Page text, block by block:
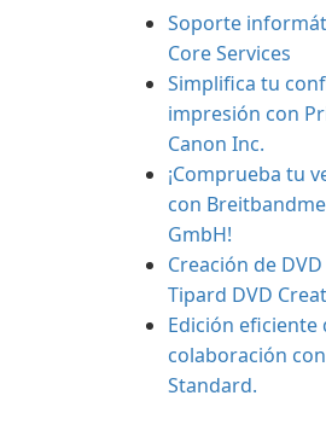
Soporte
Core Services
Simplifica tu
impresión con
Canon Inc.
¡Comprueba tu
con
GmbH!
Creación de
Tipard DVD
Edición eficiente
colaboración
Standard.